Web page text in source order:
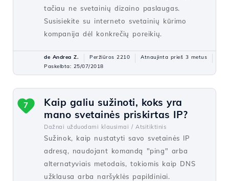
tačiau ne svetainių dizaino paslaugas.
Susisiekite su interneto svetainių kūrimo
kompanija dėl konkrečių poreikių.
de Andrea Z. Peržiūros 2210
Atnaujinta prieš 3 metus
Paskelbta: 25/07/2018
Kaip galiu sužinoti, koks yra
mano svetainės priskirtas IP?
Dažnai užduodami klausimai / Atsitiktinis
Sužinok, kaip nustatyti savo svetainės IP
adresą, naudojant komandą "ping" arba
alternatyviais metodais, tokiomis kaip DNS
užklausa arba naršyklės papildiniai.
7